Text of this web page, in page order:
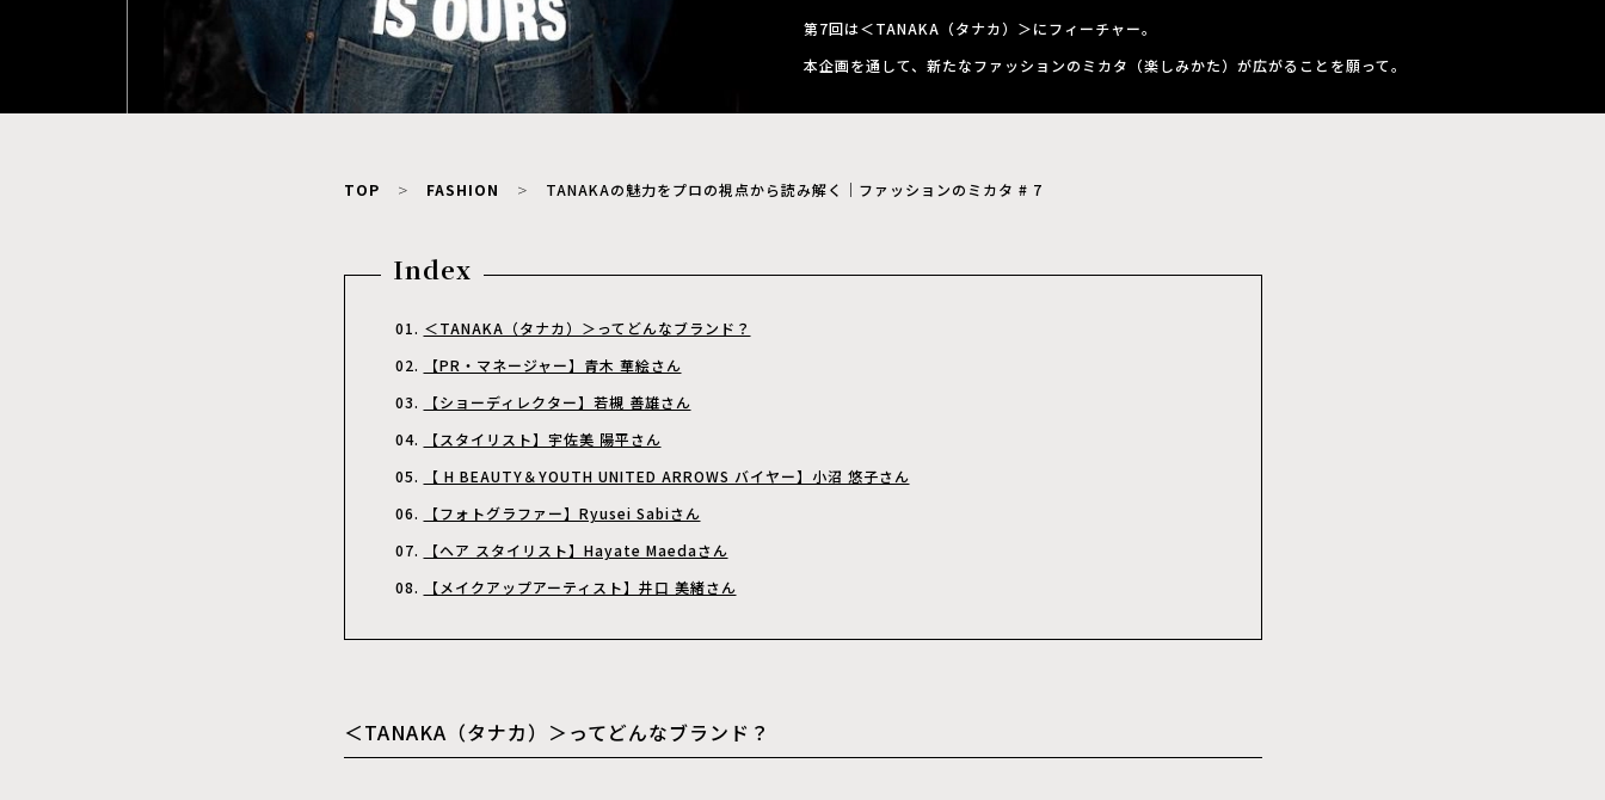
第7回は＜TANAKA（タナカ）＞にフィーチャー。
本企画を通して、新たなファッションのミカタ（楽しみかた）が広がることを願って。
TOP FASHION TANAKAの魅力をプロの視点から読み解く｜ファッションのミカタ # 7
Index
＜TANAKA（タナカ）＞ってどんなブランド？
【PR・マネージャー】青木 華絵さん
【ショーディレクター】若槻 善雄さん
【スタイリスト】宇佐美 陽平さん
【 H BEAUTY＆YOUTH UNITED ARROWS バイヤー】小沼 悠子さん
【フォトグラファー】Ryusei Sabiさん
【ヘア スタイリスト】Hayate Maedaさん
【メイクアップアーティスト】井口 美緒さん
＜TANAKA（タナカ）＞ってどんなブランド？